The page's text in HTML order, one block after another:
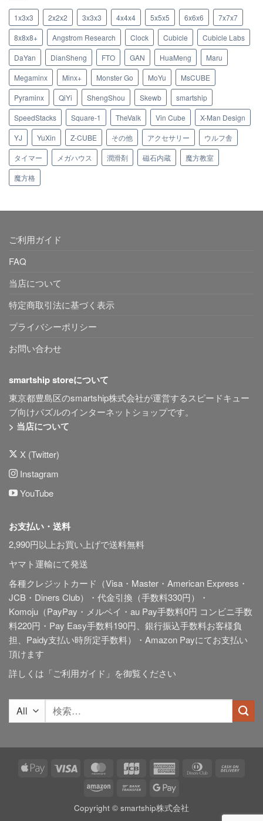
1x3x3 2x2x2 3x3x3 4x4x4 5x5x5 6x6x6
7x7x7
8x8x8+
Angstrom Research Clock Cubicle
Cubicle Labs
DaYan
DianSheng FTO GAN HuaMeng
Maru
Megaminx
Minx+ Monster Go MoYu
MsCUBE
Pyraminx
QiYi ShengShou Skewb
smartship
SpeedStacks
Square-1 TheValk Vin Cube
X-Man Design
YJ
YuXin Z-CUBE その他 アクセサリー
ウルフ舎
タイマー
メガハウス 潤滑剤 磁石内蔵
魔方教室
魔方格
ご利用ガイド
FAQ
当店について
特定商取引法に基づく表示
プライバシーポリシー
お問い合わせ
smartship storeについて
東京都豊島区のsmartship株式会社が運営するスピードキュー
ブ向けパズルのインターネットショップです。
> 当店について
X (Twitter)
Instagram
YouTube
お支払い・送料
2,990円以上お買い上げで送料無料
ヤマト運輸にて発送
各種クレジットカード（Visa・Master・American Express・
JCB・Diners Club）・代金引換（手数料330円）・
Komoju（PayPay・メルペイ・au Pay手数料0円 コンビニ手数
料220円・Pay Easy手数料190円、銀行振込手数料お客様負
担、Paidy支払い時所定手数料）・Amazon Payにてお支払い
頂けます
詳しくは「ご利用ガイド 」を御覧ください
索
Apple
Visa MasterCardJCB
American
Dinners
Amazon
Bank
Google
Copyright © smartship株式会社